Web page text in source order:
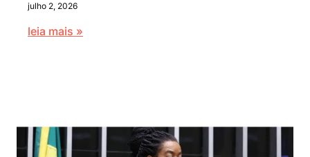
julho 2, 2026
leia mais »